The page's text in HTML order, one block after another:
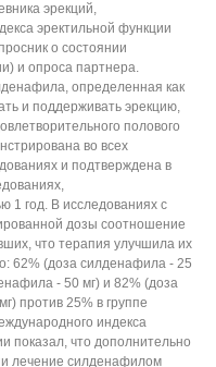
эрекций,
эректильной функции
о состоянии
и опроса партнера.
определенная как
и поддерживать эрекцию,
полового
во всех
и подтверждена в
1 год. В исследованиях с
дозы соотношение
что терапия улучшила их
62% (доза силденафила - 25
- 50 мг) и 82% (доза
против 25% в группе
индекса
показал, что дополнительно
лечение силденафилом